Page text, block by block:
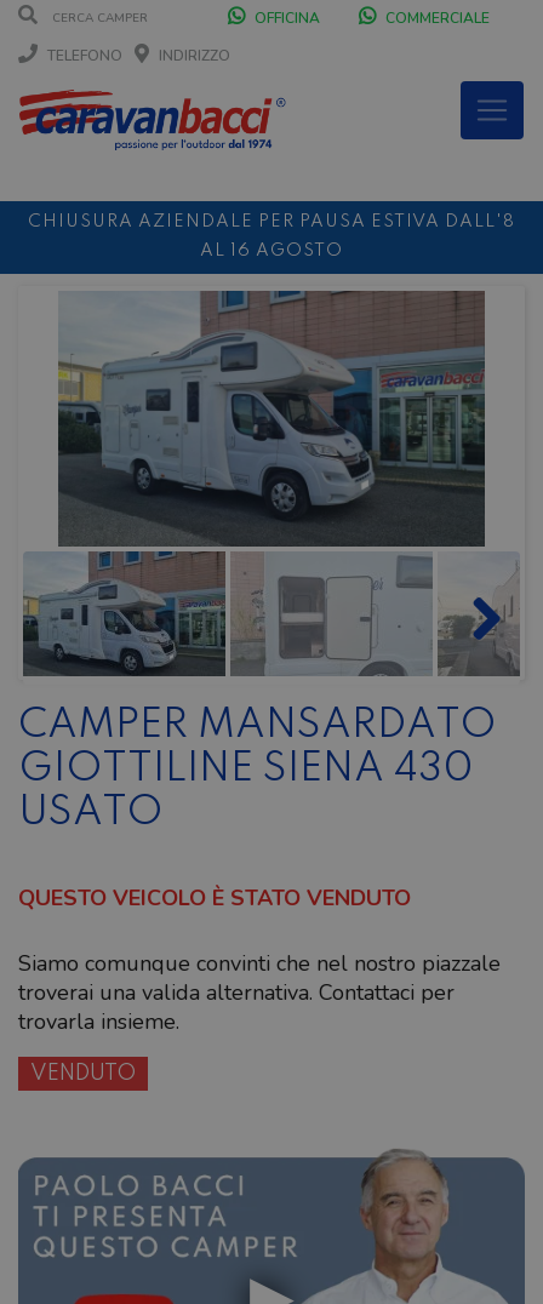
OFFICINA
COMMERCIALE
TELEFONO
INDIRIZZO
CHIUSURA AZIENDALE PER PAUSA ESTIVA DALL'8
AL 16 AGOSTO
DURANTE IL MESE DI AGOSTO SIAMO CHIUSI IL
SABATO POMERIGGIO
SCONTO 10%NOLEGGIO ENTRO IL 31.08PER I
NOLEGGI DI SETTEMBRE
CAMPER MANSARDATO
GIOTTILINE SIENA 430
USATO
QUESTO VEICOLO È STATO VENDUTO
Siamo comunque convinti che nel nostro piazzale
troverai una valida alternativa. Contattaci per
trovarla insieme.
VENDUTO